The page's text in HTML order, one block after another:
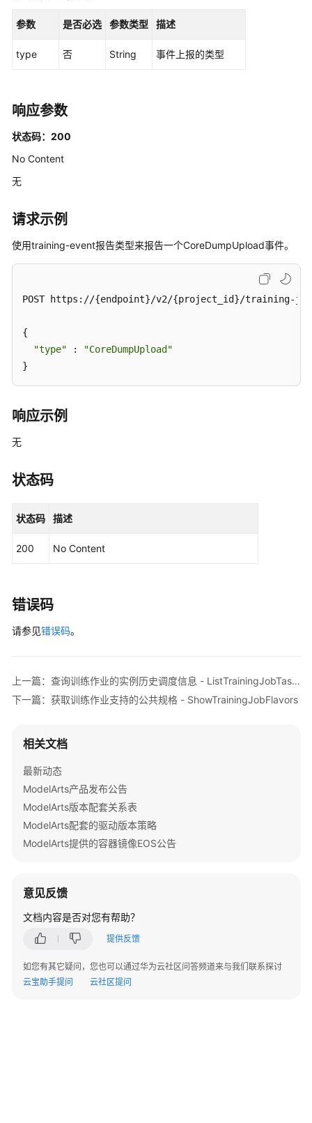
参
用
前
必
读
览
用
应
间
管
训
练
建
法
-
CreateAlgorithm
算
法
-
算
法
参数 是否必选 参数类型 描述
type 否 String 事件上报的类型
响应参数
状态码：200
No Content
无
请求示例
使用training-event报告类型来报告一个CoreDumpUpload事件。
POST https://{endpoint}/v2/{project_id}/training-
{
"type" :
"CoreDumpUpload"
}
响应示例
无
状态码
状态码 描述
200 No Content
错误码
请参见错误码。
上一篇：查询训练作业的实例历史调度信息 - ListTrainingJobTasks
下一篇：获取训练作业支持的公共规格 - ShowTrainingJobFlavors
相关文档
最新动态
ModelArts产品发布公告
ModelArts版本配套关系表
ModelArts配套的驱动版本策略
ModelArts提供的容器镜像EOS公告
意见反馈
文档内容是否对您有帮助？
提供反馈
如您有其它疑问，您也可以通过华为云社区问答频道来与我们联系探讨
云宝助手提问
云社区提问